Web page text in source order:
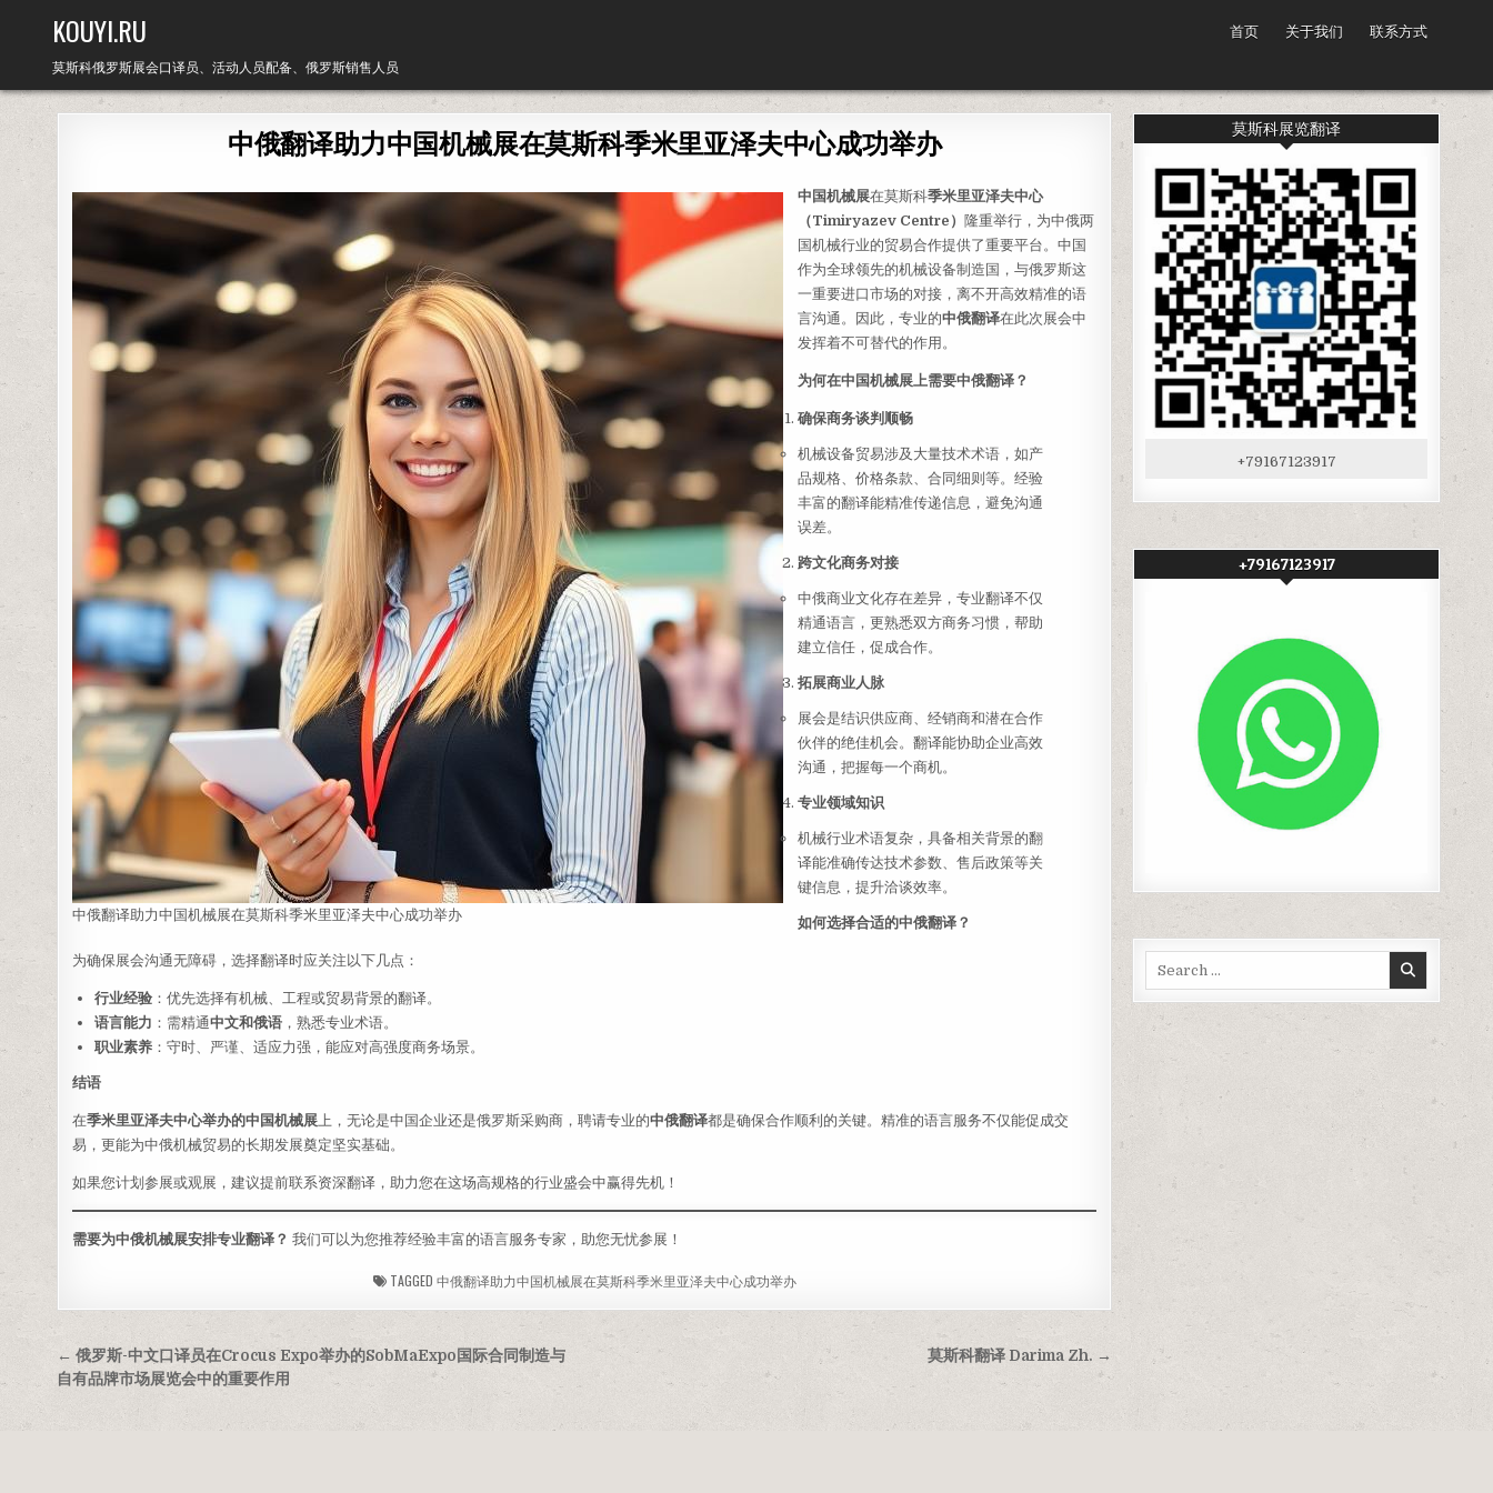
KOUYI.RU
莫斯科俄罗斯展会口译员、活动人员配备、俄罗斯销售人员
首页 关于我们 联系方式
中俄翻译助力中国机械展在莫斯科季米里亚泽夫中心成功举办
中俄翻译助力中国机械展在莫斯科季米里亚泽夫中心成功举办
中国机械展在莫斯科季米里亚泽夫中心
（Timiryazev Centre） 隆重举行，为中俄两
国机械行业的贸易合作提供了重要平台。中国
作为全球领先的机械设备制造国，与俄罗斯这
一重要进口市场的对接，离不开高效精准的语
言沟通。因此，专业的中俄翻译在此次展会中
发挥着不可替代的作用。
为何在中国机械展上需要中俄翻译？
确保商务谈判顺畅
机械设备贸易涉及大量技术术语，如产
品规格、价格条款、合同细则等。经验
丰富的翻译能精准传递信息，避免沟通
误差。
跨文化商务对接
中俄商业文化存在差异，专业翻译不仅
精通语言，更熟悉双方商务习惯，帮助
建立信任，促成合作。
拓展商业人脉
展会是结识供应商、经销商和潜在合作
伙伴的绝佳机会。翻译能协助企业高效
沟通，把握每一个商机。
专业领域知识
机械行业术语复杂，具备相关背景的翻
译能准确传达技术参数、售后政策等关
键信息，提升洽谈效率。
如何选择合适的中俄翻译？
为确保展会沟通无障碍，选择翻译时应关注以下几点：
行业经验 ：优先选择有机械、工程或贸易背景的翻译。
语言能力 ：需精通中文和俄语 ，熟悉专业术语。
职业素养 ：守时、严谨、适应力强，能应对高强度商务场景。
结语
在季米里亚泽夫中心举办的中国机械展上，无论是中国企业还是俄罗斯采购商，聘请专业的中俄翻译都是确保合作顺利的关键。精准的语言服务不仅能促成交
易，更能为中俄机械贸易的长期发展奠定坚实基础。
如果您计划参展或观展，建议提前联系资深翻译，助力您在这场高规格的行业盛会中赢得先机！
需要为中俄机械展安排专业翻译？ 我们可以为您推荐经验丰富的语言服务专家，助您无忧参展！
TAGGED 中俄翻译助力中国机械展在莫斯科季米里亚泽夫中心成功举办
文
章
莫斯科翻译 Darima Zh. →
← 俄罗斯-中文口译员在Crocus Expo举办的SobMaExpo国际合同制造与
自有品牌市场展览会中的重要作用
莫斯科展览翻译
+79167123917
+79167123917